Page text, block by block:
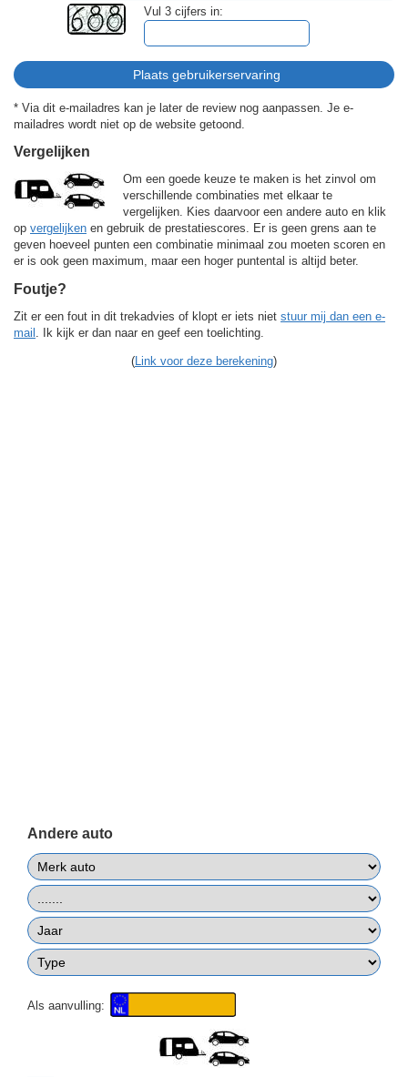
Vul 3 cijfers in:
* Via dit e-mailadres kan je later de review nog aanpassen. Je e-
mailadres wordt niet op de website getoond.
Vergelijken
Om een goede keuze te maken is het zinvol om
verschillende combinaties met elkaar te
vergelijken. Kies daarvoor een andere auto en klik
op vergelijken en gebruik de prestatiescores. Er is geen grens aan te
geven hoeveel punten een combinatie minimaal zou moeten scoren en
er is ook geen maximum, maar een hoger puntental is altijd beter.
Foutje?
Zit er een fout in dit trekadvies of klopt er iets niet stuur mij dan een e-
mail
. Ik kijk er dan naar en geef een toelichting.
( Link voor deze berekening)
Andere auto
Als aanvulling: